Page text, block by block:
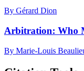
By Gérard Dion
Arbitration: Who
By Marie-Louis